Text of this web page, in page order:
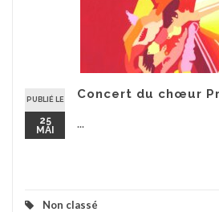
PUBLIÉ LE
25
MAI
Concert du chœur
...
Non classé